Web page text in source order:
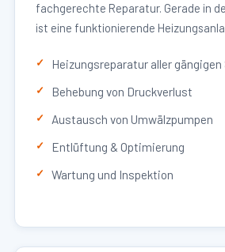
fachgerechte Reparatur. Gerade in
ist eine funktionierende
Heizungsreparatur aller
Behebung von Druckverlust
Austausch von Umwälzpumpen
Entlüftung & Optimierung
Wartung und Inspektion